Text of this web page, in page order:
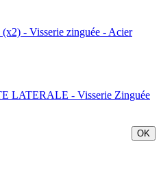
- Visserie zinguée - Acier
LATERALE - Visserie Zinguée
OK